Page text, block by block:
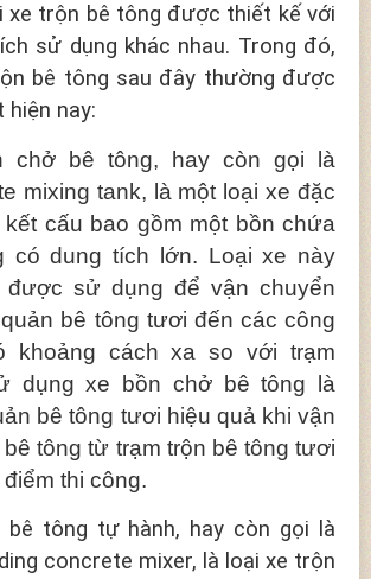
xe trộn bê tông được thiết kế với
sử dụng khác nhau. Trong đó,
bê tông sau đây thường được
hiện nay:
chở bê tông, hay còn gọi là
mixing tank, là một loại xe đặc
kết cấu bao gồm một bồn chứa
có dung tích lớn. Loại xe này
được sử dụng để vận chuyển
bê tông tươi đến các công
khoảng cách xa so với trạm
dụng xe bồn chở bê tông là
bê tông tươi hiệu quả khi vận
tông từ trạm trộn bê tông tươi
thi công.
bê tông tự hành, hay còn gọi là
concrete mixer, là loại xe trộn